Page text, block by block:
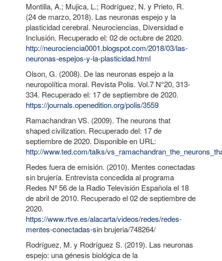
Montilla, A.; Mujica, L.; Rodríguez, N. y Prieto, R.
(24 de marzo, 2018). Las neuronas espejo y la
plasticidad cerebral. Neurociencias, Diversidad e
Inclusión. Recuperado el: 02 de octubre de 2020.
http://neurociencia0001.blogspot.com/2018/03/las-
neuronas-espejos-y-la-plasticidad.html
Olson, G. (2008). De las neuronas espejo a la
neuropolítica moral. Revista Polis. Vol.7 N°20, 313-
334. Recuperado el: 17 de septiembre de 2020.
https://journals.openedition.org/polis/3559
Ramachandran VS. (2009). The neurons that
shaped civilization. Recuperado del: 17 de
septiembre de 2020. Disponible en URL:
http://www.ted.com/talks/
Redes fuera de emisión. (2010). Mentes conectadas
sin brujería. Entrevista concedida al programa
Redes Nº 56 de la Radio Televisión Española el 18
de abril de 2010. Recuperado el 02 de septiembre de
2020.
https://www.rtve.es/alacarta/videos/redes/redes-
mentes-conectadas-sinbrujeria/748264/
Rodríguez, M. y Rodríguez S. (2019). Las neuronas
espejo: una génesis biológica de la